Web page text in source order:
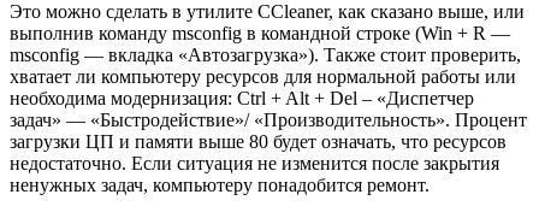
Это можно сделать в утилите CCleaner, как сказано выше, или
выполнив команду msconfig в командной строке (Win + R —
msconfig — вкладка «Автозагрузка»). Также стоит проверить,
хватает ли компьютеру ресурсов для нормальной работы или
необходима модернизация: Ctrl + Alt + Del – «Диспетчер
задач» — «Быстродействие»/ «Производительность». Процент
загрузки ЦП и памяти выше 80 будет означать, что ресурсов
недостаточно. Если ситуация не изменится после закрытия
ненужных задач, компьютеру понадобится ремонт.